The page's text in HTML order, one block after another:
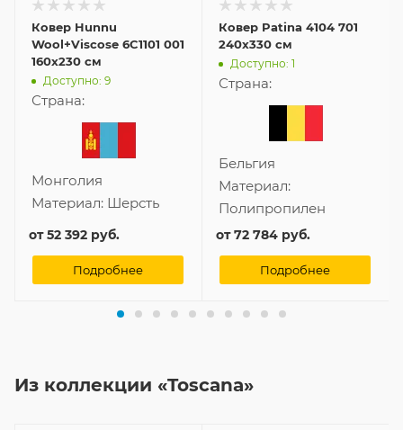
Ковер Hunnu
Wool+Viscose 6C1101 001
160x230 см
Доступно: 9
Страна:
Монголия
Материал: Шерсть
от52 392 руб.
Подробнее
Ковер Patina 4104 701
240x330 см
Доступно: 1
Страна:
Бельгия
Материал:
Полипропилен
от72 784 руб.
Подробнее
Из коллекции «Toscana»